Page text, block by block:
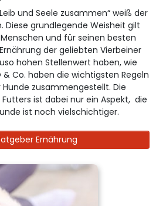
und Seele zusammen“ weiß der
Diese grundlegende Weisheit gilt
und für seinen besten
der geliebten Vierbeiner
hohen Stellenwert haben, wie
& Co. haben die wichtigsten Regeln
zusammengestellt. Die
ist dabei nur ein Aspekt, die
ist noch vielschichtiger.
Ernährung